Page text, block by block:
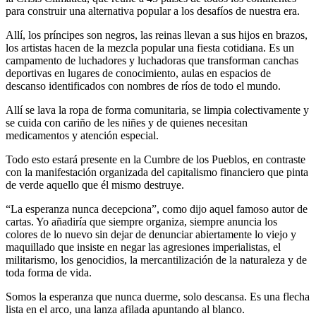
para construir una alternativa popular a los desafíos de nuestra era.
Allí, los príncipes son negros, las reinas llevan a sus hijos en brazos,
los artistas hacen de la mezcla popular una fiesta cotidiana. Es un
campamento de luchadores y luchadoras que transforman canchas
deportivas en lugares de conocimiento, aulas en espacios de
descanso identificados con nombres de ríos de todo el mundo.
Allí se lava la ropa de forma comunitaria, se limpia colectivamente y
se cuida con cariño de les niñes y de quienes necesitan
medicamentos y atención especial.
Todo esto estará presente en la Cumbre de los Pueblos, en contraste
con la manifestación organizada del capitalismo financiero que pinta
de verde aquello que él mismo destruye.
“La esperanza nunca decepciona”, como dijo aquel famoso autor de
cartas. Yo añadiría que siempre organiza, siempre anuncia los
colores de lo nuevo sin dejar de denunciar abiertamente lo viejo y
maquillado que insiste en negar las agresiones imperialistas, el
militarismo, los genocidios, la mercantilización de la naturaleza y de
toda forma de vida.
Somos la esperanza que nunca duerme, solo descansa. Es una flecha
lista en el arco, una lanza afilada apuntando al blanco.